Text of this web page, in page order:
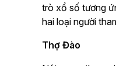
trò xổ số tương
hai loại người
Thợ Đào